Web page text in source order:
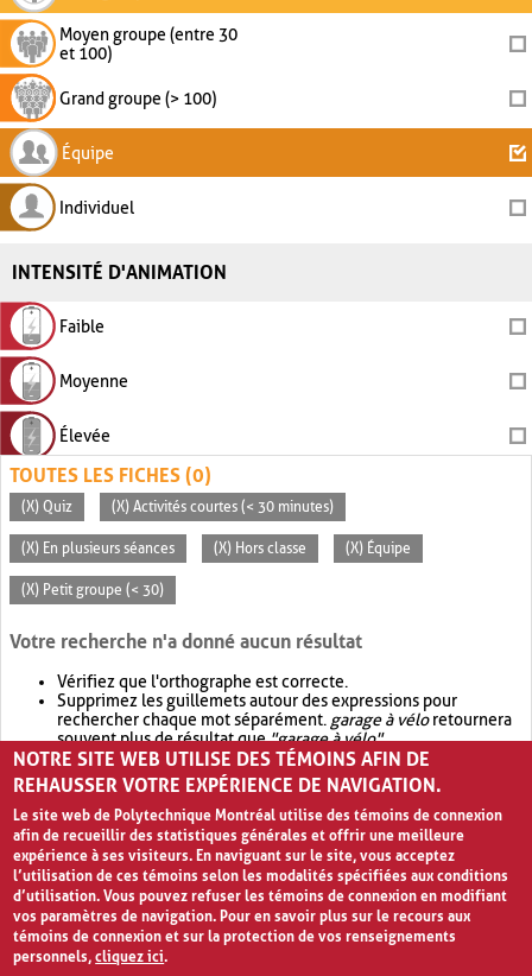
Moyen groupe (entre 30
et 100)
Grand groupe (> 100)
Équipe
Individuel
INTENSITÉ D'ANIMATION
Faible
Moyenne
Élevée
TOUTES LES FICHES (0)
(X) Quiz (X) Activités courtes (< 30 minutes)
(X) En plusieurs séances (X) Hors classe (X) Équipe
(X) Petit groupe (< 30)
Votre recherche n'a donné aucun résultat
Vérifiez que l'orthographe est correcte.
Supprimez les guillemets autour des expressions pour
rechercher chaque mot séparément. garage à véloretournera
souvent plus de résultat que"garage à vélo".
Envisagez d'élargir votre recherche avec OR.garage OR vélo
retournera souvent plus de résultat quegarage à vélo
NOTRE SITE WEB UTILISE DES TÉMOINS AFIN DE
REHAUSSER VOTRE EXPÉRIENCE DE NAVIGATION.
Le site web de Polytechnique Montréal utilise des témoins de connexion
afin de recueillir des statistiques générales et offrir une meilleure
expérience à ses visiteurs. En naviguant sur le site, vous acceptez
l’utilisation de ces témoins selon les modalités spécifiées aux conditions
d’utilisation. Vous pouvez refuser les témoins de connexion en modifiant
vos paramètres de navigation. Pour en savoir plus sur le recours aux
témoins de connexion et sur la protection de vos renseignements
personnels,cliquez ici.